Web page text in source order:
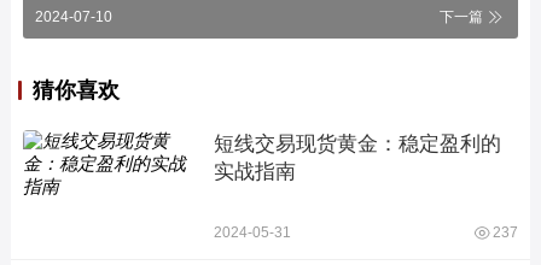
2024-07-10 下一篇
猜你喜欢
短线交易现货黄金：稳定盈利的
实战指南
2024-05-31 237